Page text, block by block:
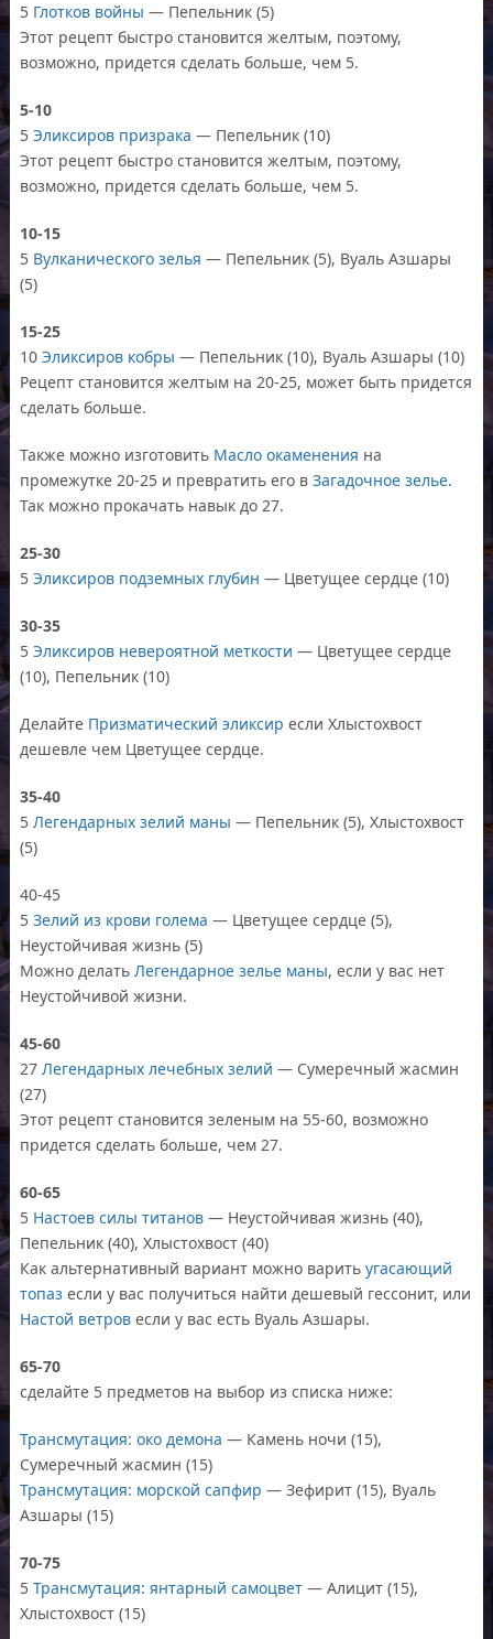
5 Глотков войны — Пепельник (5)
Этот рецепт быстро становится желтым, поэтому,
возможно, придется сделать больше, чем 5.
5-10
5Эликсиров призрака — Пепельник (10)
Этот рецепт быстро становится желтым, поэтому,
возможно, придется сделать больше, чем 5.
10-15
5 Вулканического зелья — Пепельник (5), Вуаль Азшары
(5)
15-25
10Эликсиров кобры — Пепельник (10), Вуаль Азшары (10)
Рецепт становится желтым на 20-25, может быть придется
сделать больше.
Также можно изготовить Масло окаменения на
промежутке 20-25 и превратить его вЗагадочное зелье.
Так можно прокачать навык до 27.
25-30
5Эликсиров подземных глубин — Цветущее сердце (10)
30-35
5Эликсиров невероятной меткости — Цветущее сердце
(10), Пепельник (10)
Делайте Призматический эликсир если Хлыстохвост
дешевле чем Цветущее сердце.
35-40
5Легендарных зелий маны — Пепельник (5), Хлыстохвост
(5)
40-45
5Зелий из крови голема — Цветущее сердце (5),
Неустойчивая жизнь (5)
Можно делатьЛегендарное зелье маны, если у вас нет
Неустойчивой жизни.
45-60
27Легендарных лечебных зелий — Сумеречный жасмин
(27)
Этот рецепт становится зеленым на 55-60, возможно
придется сделать больше, чем 27.
60-65
5 Настоев силы титанов — Неустойчивая жизнь (40),
Пепельник (40), Хлыстохвост (40)
Как альтернативный вариант можно варитьугасающий
топаз если у вас получиться найти дешевый гессонит, или
Настой ветров если у вас есть Вуаль Азшары.
65-70
сделайте 5 предметов на выбор из списка ниже:
Трансмутация: око демона — Камень ночи (15),
Сумеречный жасмин (15)
Трансмутация: морской сапфир — Зефирит (15), Вуаль
Азшары (15)
70-75
5Трансмутация: янтарный самоцвет — Алицит (15),
Хлыстохвост (15)